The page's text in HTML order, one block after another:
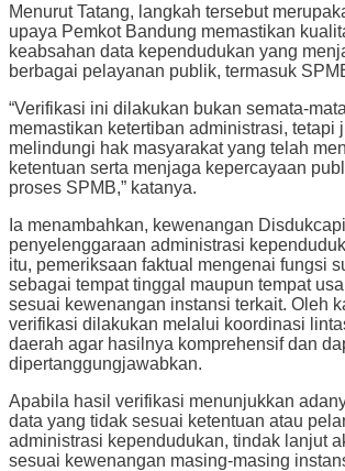
Menurut Tatang, langkah tersebut
upaya Pemkot Bandung memastikan
keabsahan data kependudukan yang
berbagai pelayanan publik, termasuk
“Verifikasi ini dilakukan bukan semata-
memastikan ketertiban administrasi, tetapi
melindungi hak masyarakat yang telah
ketentuan serta menjaga kepercayaan
proses SPMB,” katanya.
Ia menambahkan, kewenangan
penyelenggaraan administrasi
itu, pemeriksaan faktual mengenai fungsi
sebagai tempat tinggal maupun tempat
sesuai kewenangan instansi terkait. Oleh
verifikasi dilakukan melalui koordinasi
daerah agar hasilnya komprehensif dan
dipertanggungjawabkan.
Apabila hasil verifikasi menunjukkan
data yang tidak sesuai ketentuan atau
administrasi kependudukan, tindak lanjut
sesuai kewenangan masing-masing